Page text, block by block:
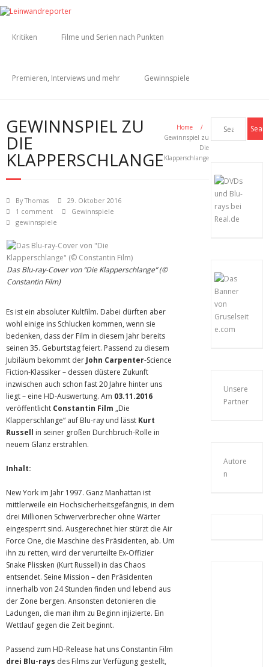
Kritiken Filme und Serien nach Punkten
Premieren, Interviews und mehr Gewinnspiele
GEWINNSPIEL ZU
DIE
KLAPPERSCHLANGE
Home
/
Gewinnspiel zu
Die
Klapperschlange
ByThomas
29. Oktober 2016
1 comment
Gewinnspiele
gewinnspiele
Das Blu-ray-Cover von “Die Klapperschlange” (©
Constantin Film)
Es ist ein absoluter Kultfilm. Dabei dürften aber
wohl einige ins Schlucken kommen, wenn sie
bedenken, dass der Film in diesem Jahr bereits
seinen 35. Geburtstag feiert. Passend zu diesem
Jubiläum bekommt der John Carpenter-Science
Fiction-Klassiker – dessen düstere Zukunft
inzwischen auch schon fast 20 Jahre hinter uns
liegt – eine HD-Auswertung. Am 03.11.2016
veröffentlicht Constantin Film „Die
Klapperschlange“ auf Blu-ray und lässt Kurt
Russell in seiner großen Durchbruch-Rolle in
neuem Glanz erstrahlen.
Inhalt:
New York im Jahr 1997. Ganz Manhattan ist
mittlerweile ein Hochsicherheitsgefängnis, in dem
drei Millionen Schwerverbrecher ohne Wärter
eingesperrt sind. Ausgerechnet hier stürzt die Air
Force One, die Maschine des Präsidenten, ab. Um
ihn zu retten, wird der verurteilte Ex-Offizier
Snake Plissken (Kurt Russell) in das Chaos
entsendet. Seine Mission – den Präsidenten
innerhalb von 24 Stunden finden und lebend aus
der Zone bergen. Ansonsten detonieren die
Ladungen, die man ihm zu Beginn injizierte. Ein
Wettlauf gegen die Zeit beginnt.
Passend zum HD-Release hat uns Constantin Film
drei Blu-rays des Films zur Verfügung gestellt,
Unsere
Partner
Autore
n